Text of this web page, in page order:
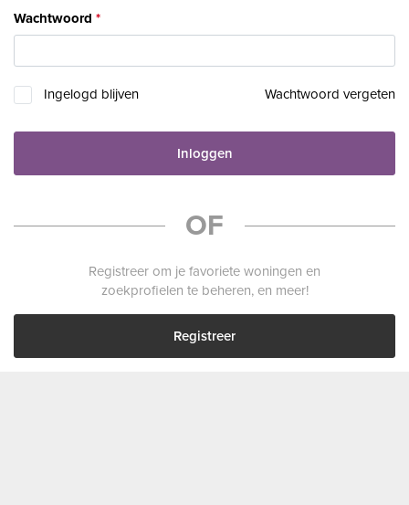
Wachtwoord
Ingelogd blijven Wachtwoord vergeten
Inloggen
OF
Registreer om je favoriete woningen en
zoekprofielen te beheren, en meer!
Registreer